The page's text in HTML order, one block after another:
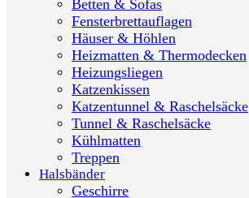
Betten & Sofas
Fensterbrettauflagen
Häuser & Höhlen
Heizmatten & Thermodecken
Heizungsliegen
Katzenkissen
Katzentunnel & Raschelsäcke
Tunnel & Raschelsäcke
Kühlmatten
Treppen
Halsbänder
Geschirre